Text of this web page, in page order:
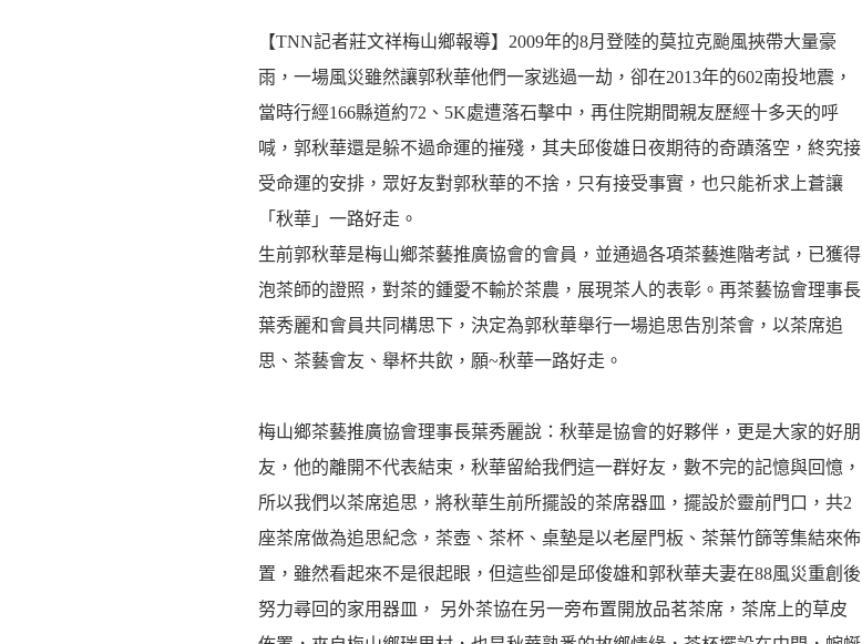
【TNN記者莊文祥梅山鄉報導】2009年的8月登陸的莫拉克颱風挾帶大量豪
雨，一場風災雖然讓郭秋華他們一家逃過一劫，卻在2013年的602南投地震，
當時行經166縣道約72、5K處遭落石擊中，再住院期間親友歷經十多天的呼
喊，郭秋華還是躲不過命運的摧殘，其夫邱俊雄日夜期待的奇蹟落空，終究接
受命運的安排，眾好友對郭秋華的不捨，只有接受事實，也只能祈求上蒼讓
「秋華」一路好走。
生前郭秋華是梅山鄉茶藝推廣協會的會員，並通過各項茶藝進階考試，已獲得
泡茶師的證照，對茶的鍾愛不輸於茶農，展現茶人的表彰。再茶藝協會理事長
葉秀麗和會員共同構思下，決定為郭秋華舉行一場追思告別茶會，以茶席追
思、茶藝會友、舉杯共飲，願~秋華一路好走。
梅山鄉茶藝推廣協會理事長葉秀麗說：秋華是協會的好夥伴，更是大家的好朋
友，他的離開不代表結束，秋華留給我們這一群好友，數不完的記憶與回憶，
所以我們以茶席追思，將秋華生前所擺設的茶席器皿，擺設於靈前門口，共2
座茶席做為追思紀念，茶壺、茶杯、桌墊是以老屋門板、茶葉竹篩等集結來佈
置，雖然看起來不是很起眼，但這些卻是邱俊雄和郭秋華夫妻在88風災重創後
努力尋回的家用器皿， 另外茶協在另一旁布置開放品茗茶席，茶席上的草皮